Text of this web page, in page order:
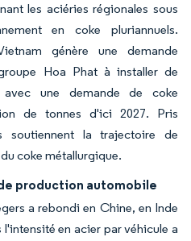
les aciéries régionales sous
en coke pluriannuels.
génère une demande
Hoa Phat à installer de
avec une demande de coke
de tonnes d'ici 2027. Pris
soutiennent la trajectoire de
coke métallurgique.
production automobile
a rebondi en Chine, en Inde
en acier par véhicule a